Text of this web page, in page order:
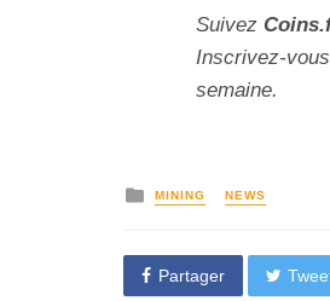
Suivez Coins
Inscrivez-
semaine.
MINING NEWS
Partager